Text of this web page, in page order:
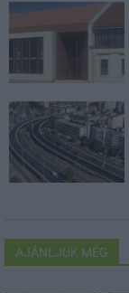
AJÁNLJUK MÉG